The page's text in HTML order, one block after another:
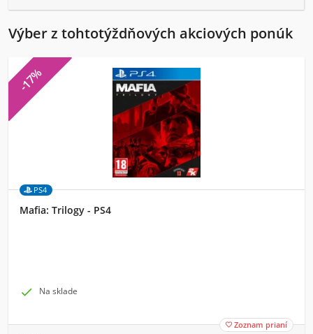
Výber z tohtotýždňových akciových ponúk
-17%
PS4
Mafia: Trilogy - PS4
 Na sklade
 Zoznam prianí